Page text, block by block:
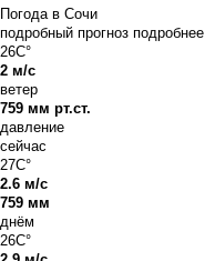
Погода в Сочи
подробный прогноз подробнее
26C°
2 м/с
ветер
759 мм рт.ст.
давление
сейчас
27C°
2.6 м/с
759 мм
днём
26C°